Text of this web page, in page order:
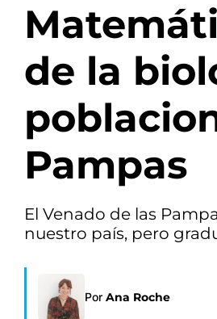
de la
Pampas
El Venado de las
nuestro país, pero
Por Ana Roche